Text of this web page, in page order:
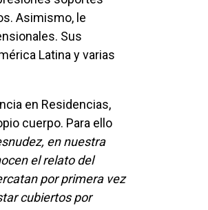
Asimismo, le
Sus
Latina y varias
cuerpo. Para ello
en nuestra
el relato del
por primera vez
cubiertos por